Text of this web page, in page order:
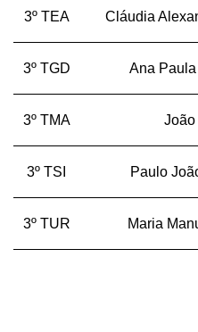
3º TEA Cláudia
3º TGD Ana
3º TMA João
3º TSI Paulo
3º TUR Maria